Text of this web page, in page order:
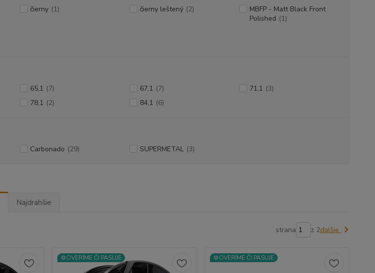
čierny (1) čierny leštený (2)
MBFP - Matt Black Front
Polished (1)
65,1 (7) 67,1 (7) 71,1 (3)
78,1 (2) 84,1 (6)
Carbonado (29) SUPERMETAL (3)
Najdrahšie
strana z 2ďalšie
⚙️OVERÍME ČI PASUJE ⚙️OVERÍME ČI PASUJE